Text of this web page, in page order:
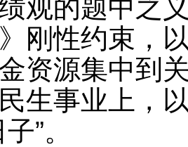
观的题中之
》刚性约束，
资源集中到
生事业上，
”。